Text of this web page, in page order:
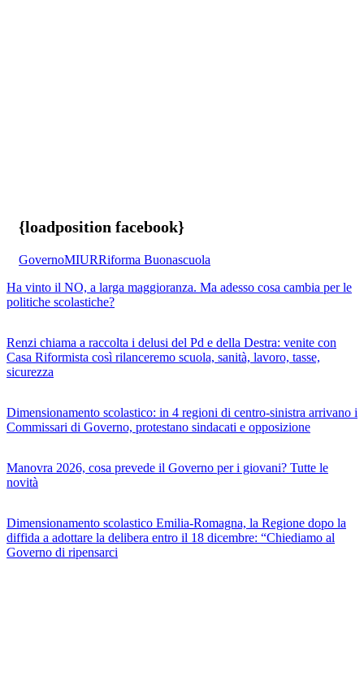
{loadposition facebook}
GovernoMIURRiforma Buonascuola
Ha vinto il NO, a larga maggioranza. Ma adesso cosa cambia per le
politiche scolastiche?
Renzi chiama a raccolta i delusi del Pd e della Destra: venite con
Casa Riformista così rilanceremo scuola, sanità, lavoro, tasse,
sicurezza
Dimensionamento scolastico: in 4 regioni di centro-sinistra arrivano i
Commissari di Governo, protestano sindacati e opposizione
Manovra 2026, cosa prevede il Governo per i giovani? Tutte le
novità
Dimensionamento scolastico Emilia-Romagna, la Regione dopo la
diffida a adottare la delibera entro il 18 dicembre: “Chiediamo al
Governo di ripensarci